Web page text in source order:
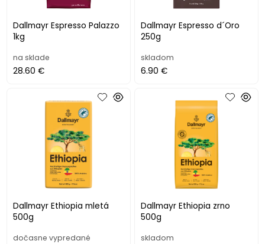
Dallmayr Espresso Palazzo
1kg
na sklade
28.60 €
Dallmayr Espresso d´Oro
250g
skladom
6.90 €
Dallmayr Ethiopia mletá
500g
dočasne vypredané
Dallmayr Ethiopia zrno
500g
skladom